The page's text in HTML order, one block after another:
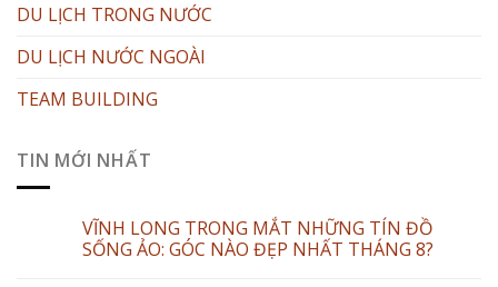
DU LỊCH TRONG NƯỚC
DU LỊCH NƯỚC NGOÀI
TEAM BUILDING
TIN MỚI NHẤT
VĨNH LONG TRONG MẮT NHỮNG TÍN ĐỒ
SỐNG ẢO: GÓC NÀO ĐẸP NHẤT THÁNG 8?